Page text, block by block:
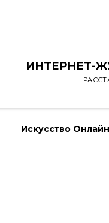
ИНТЕРНЕТ-
Искусство Онлайн